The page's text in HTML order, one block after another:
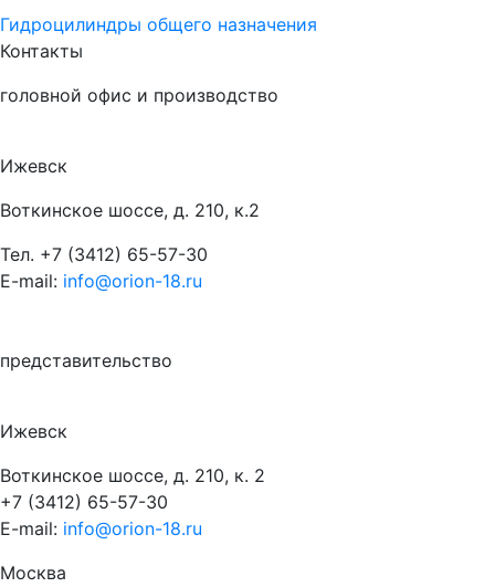
Гидроцилиндры общего назначения
Контакты
головной офис и производство
Ижевск
Воткинское шоссе, д. 210, к.2
Тел. +7 (3412) 65-57-30
E-mail: info@orion-18.ru
представительство
Ижевск
Воткинское шоссе, д. 210, к. 2
+7 (3412) 65-57-30
E-mail: info@orion-18.ru
Москва